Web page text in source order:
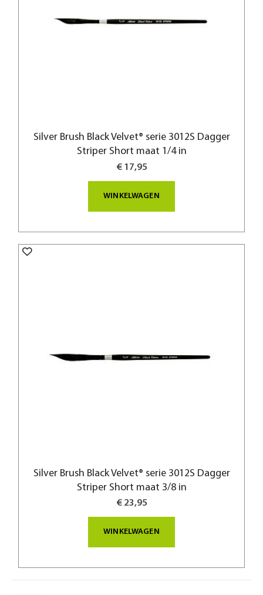
Silver Brush Black Velvet® serie 3012S Dagger
Striper Short maat 1/4 in
€ 17,95
WINKELWAGEN
Silver Brush Black Velvet® serie 3012S Dagger
Striper Short maat 3/8 in
€ 23,95
WINKELWAGEN